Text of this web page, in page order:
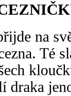
na
Té
draka